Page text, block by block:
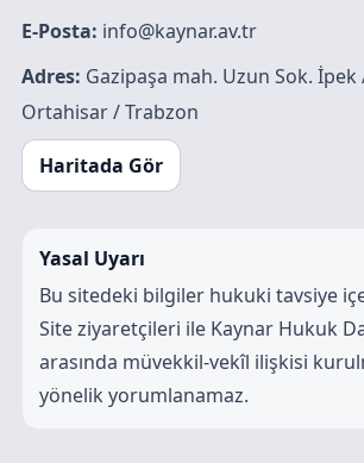
E-Posta: info@kaynar.av.tr
Adres: Gazipaşa mah. Uzun Sok. İpek
Ortahisar / Trabzon
Haritada Gör
Yasal Uyarı
Bu sitedeki bilgiler hukuki tavsiye
Site ziyaretçileri ile Kaynar Hukuk
arasında müvekkil-vekîl ilişkisi
yönelik yorumlanamaz.